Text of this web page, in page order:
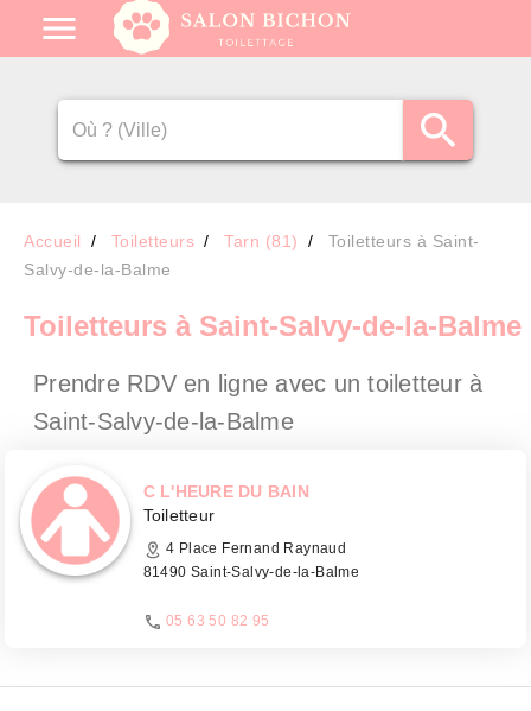
Accueil Toiletteurs Tarn (81)
Toiletteurs à Saint-
Salvy-de-la-Balme
Toiletteurs à Saint-Salvy-de-la-Balme
Prendre RDV en ligne avec un toiletteur à
Saint-Salvy-de-la-Balme
C L'HEURE DU BAIN
Toiletteur
4 Place Fernand Raynaud
81490 Saint-Salvy-de-la-Balme
05 63 50 82 95